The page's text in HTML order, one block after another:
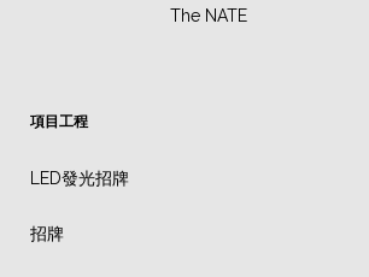
The NATE
項目工程
LED發光招牌
招牌